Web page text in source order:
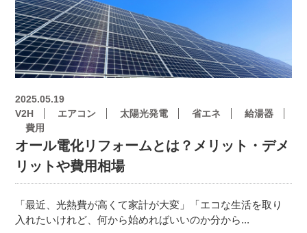
2025.05.19
V2H
エアコン 太陽光発電 省エネ
給湯器
費用
オール電化リフォームとは？メリット・デメ
リットや費用相場
「最近、光熱費が高くて家計が大変」「エコな生活を取り
入れたいけれど、何から始めればいいのか分から...